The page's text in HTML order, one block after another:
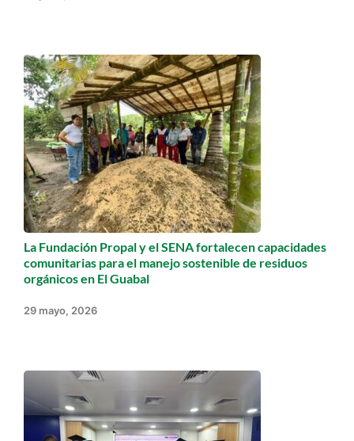
La Fundación Propal y el SENA fortalecen capacidades
comunitarias para el manejo sostenible de residuos
orgánicos en El Guabal
29 mayo, 2026